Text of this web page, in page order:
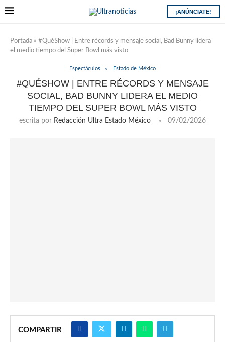
¡ANÚNCIATE!
Portada » #QuéShow | Entre récords y mensaje social, Bad Bunny lidera
el medio tiempo del Super Bowl más visto
Espectáculos Estado de México
#QUÉSHOW | ENTRE RÉCORDS Y MENSAJE
SOCIAL, BAD BUNNY LIDERA EL MEDIO
TIEMPO DEL SUPER BOWL MÁS VISTO
escrita por Redacción Ultra Estado México 09/02/2026
COMPARTIR